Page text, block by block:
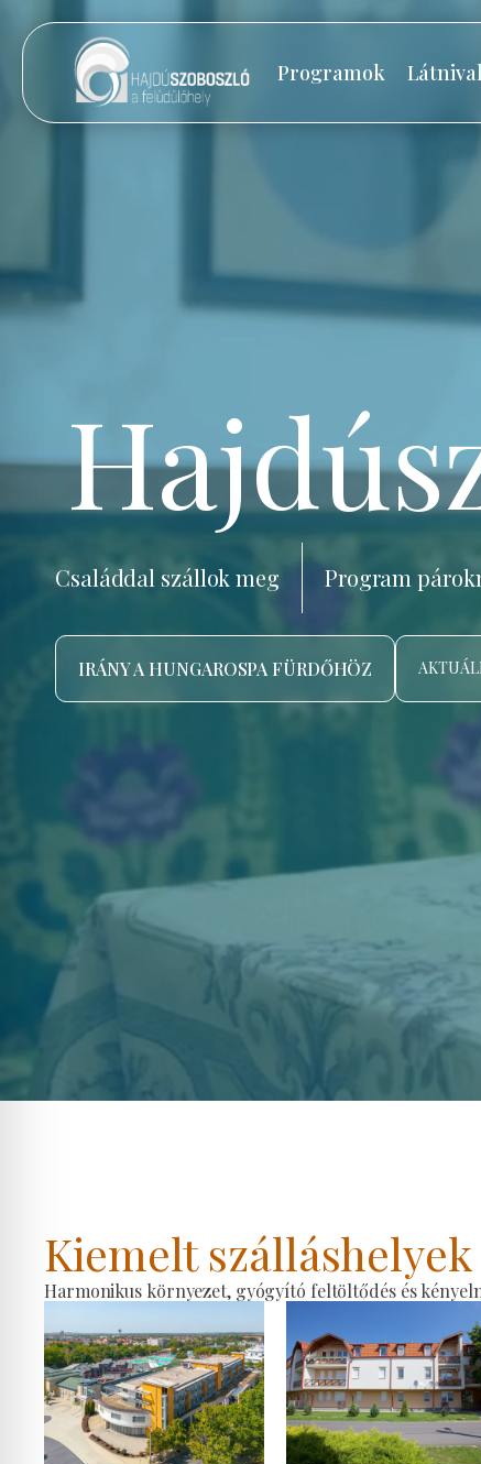
Programok
Családdal szállok meg Program
IRÁNY A HUNGAROSPA FÜRDŐHÖZ
Kiemelt szálláshelyek
Harmonikus környezet, gyógyító feltöltődés és